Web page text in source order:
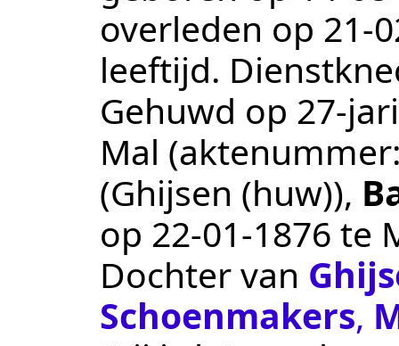
overleden op
leeftijd.
Gehuwd op 27-
Mal
(Ghijsen (huw)),
op 22‑01‑1876 te
Dochter van
Schoenmakers,